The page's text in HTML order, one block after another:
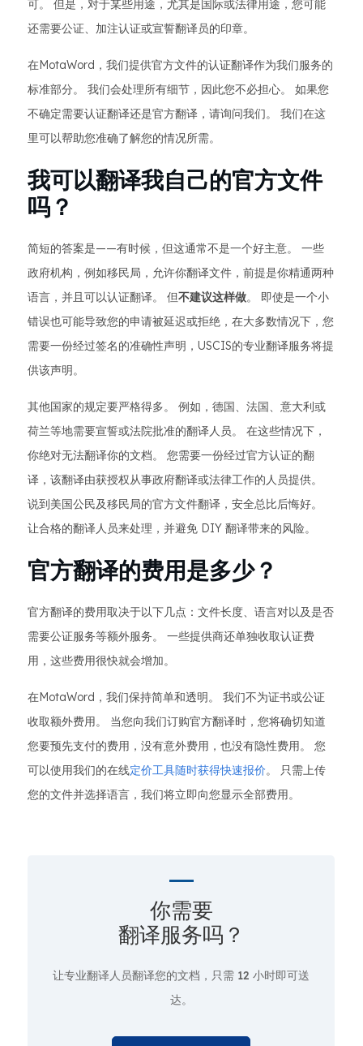
可。 但是，对于某些用途，尤其是国际或法律用途，您可能
还需要公证、加注认证或宣誓翻译员的印章。
在MotaWord，我们提供官方文件的认证翻译作为我们服务的
标准部分。 我们会处理所有细节，因此您不必担心。 如果您
不确定需要认证翻译还是官方翻译，请询问我们。 我们在这
里可以帮助您准确了解您的情况所需。
我可以翻译我自己的官方文件
吗？
简短的答案是——有时候，但这通常不是一个好主意。 一些
政府机构，例如移民局，允许你翻译文件，前提是你精通两种
语言，并且可以认证翻译。 但不建议这样做。 即使是一个小
错误也可能导致您的申请被延迟或拒绝，在大多数情况下，您
需要一份经过签名的准确性声明，USCIS的专业翻译服务将提
供该声明。
其他国家的规定要严格得多。 例如，德国、法国、意大利或
荷兰等地需要宣誓或法院批准的翻译人员。 在这些情况下，
你绝对无法翻译你的文档。 您需要一份经过官方认证的翻
译，该翻译由获授权从事政府翻译或法律工作的人员提供。
说到美国公民及移民局的官方文件翻译，安全总比后悔好。
让合格的翻译人员来处理，并避免 DIY 翻译带来的风险。
官方翻译的费用是多少？
官方翻译的费用取决于以下几点：文件长度、语言对以及是否
需要公证服务等额外服务。 一些提供商还单独收取认证费
用，这些费用很快就会增加。
在MotaWord，我们保持简单和透明。 我们不为证书或公证
收取额外费用。 当您向我们订购官方翻译时，您将确切知道
您要预先支付的费用，没有意外费用，也没有隐性费用。 您
可以使用我们的在线定价工具随时获得快速报价。 只需上传
您的文件并选择语言，我们将立即向您显示全部费用。
你需要
翻译服务吗？
让专业翻译人员翻译您的文档，只需 12 小时即可送
达。